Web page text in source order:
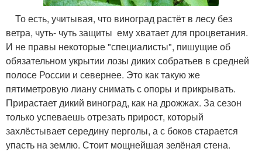
То есть, учитывая, что виноград растёт в лесу без
ветра, чуть- чуть защиты ему хватает для процветания.
И не правы некоторые "специалисты", пишущие об
обязательном укрытии лозы диких собратьев в средней
полосе России и севернее. Это как такую же
пятиметровую лиану снимать с опоры и прикрывать.
Прирастает дикий виноград, как на дрожжах. За сезон
только успеваешь отрезать прирост, который
захлёстывает середину перголы, а с боков старается
упасть на землю. Стоит мощнейшая зелёная стена.